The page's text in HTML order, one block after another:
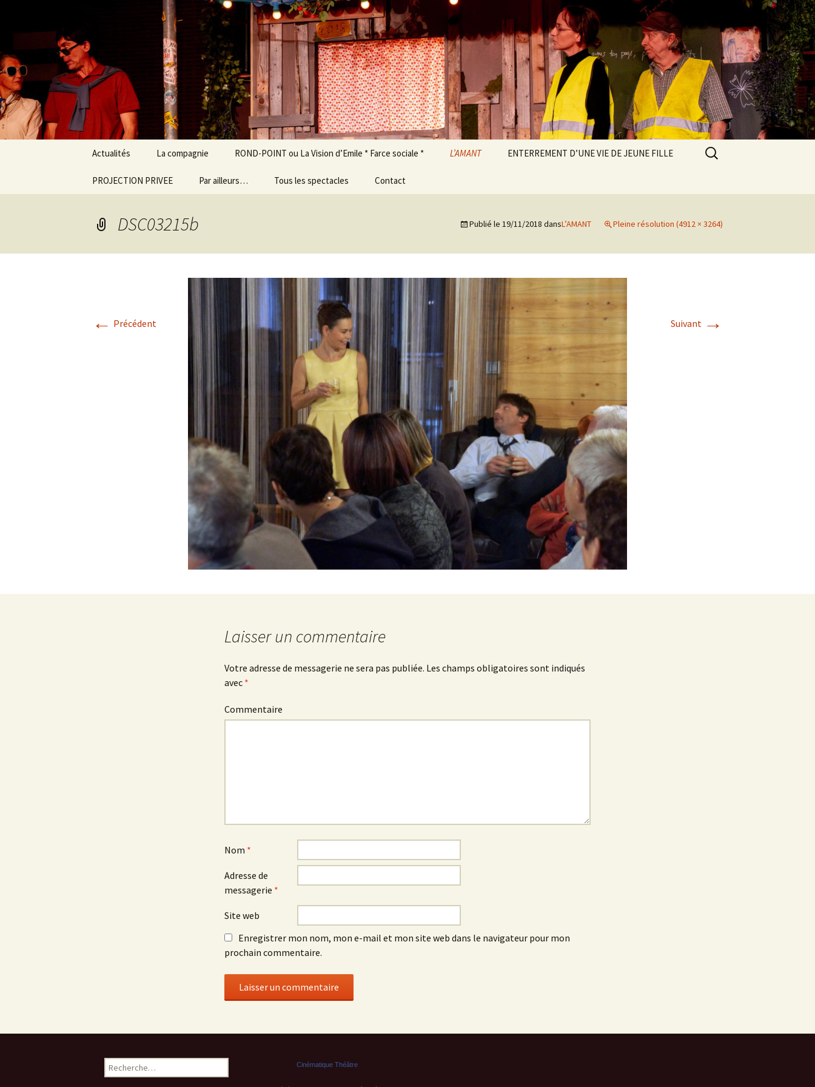
Cinématique Théâtre
Cinématique Théâtre
Actualités La compagnie ROND-POINT ou La Vision d’Emile * Farce sociale * L’AMANT ENTERREMENT D’UNE VIE DE JEUNE FILLE
PROJECTION PRIVEE Par ailleurs… Tous les spectacles
Sainte-Jeanne des
Abattoirs
Tempo 4
UN MARIAGE de Gilles
Granouillet
Typhus
Glengarry Glen ross
Hard Copy
Contact
Rechercher :
DSC03215b Publié le 19/11/2018 dansL’AMANT Pleine résolution (4912 × 3264)
← Précédent Suivant →
Laisser un commentaire
Votre adresse de messagerie ne sera pas publiée. Les champs obligatoires sont indiqués
avec *
Commentaire
Nom *
Adresse de
messagerie *
Site web
Enregistrer mon nom, mon e-mail et mon site web dans le navigateur pour mon
prochain commentaire.
R
e
Cinématique Théâtre